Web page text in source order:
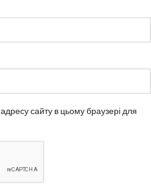
сайту в цьому браузері для